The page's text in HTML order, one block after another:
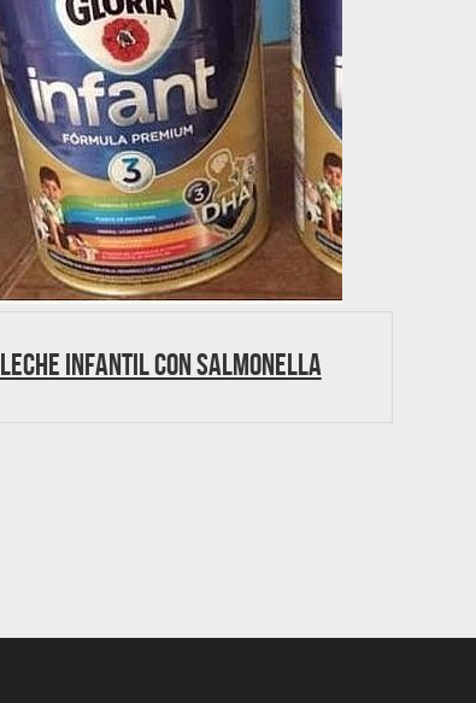
Leche infantil con Salmonella